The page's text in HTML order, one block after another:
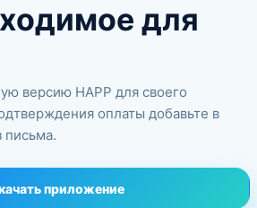
для
версию HAPP для своего
оплаты добавьте в
приложение